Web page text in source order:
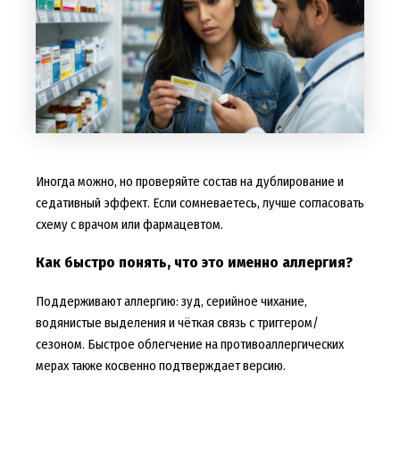
Иногда можно, но проверяйте состав на дублирование и
седативный эффект. Если сомневаетесь, лучше согласовать
схему с врачом или фармацевтом.
Как быстро понять, что это именно аллергия?
Поддерживают аллергию: зуд, серийное чихание,
водянистые выделения и чёткая связь с триггером/
сезоном. Быстрое облегчение на противоаллергических
мерах также косвенно подтверждает версию.